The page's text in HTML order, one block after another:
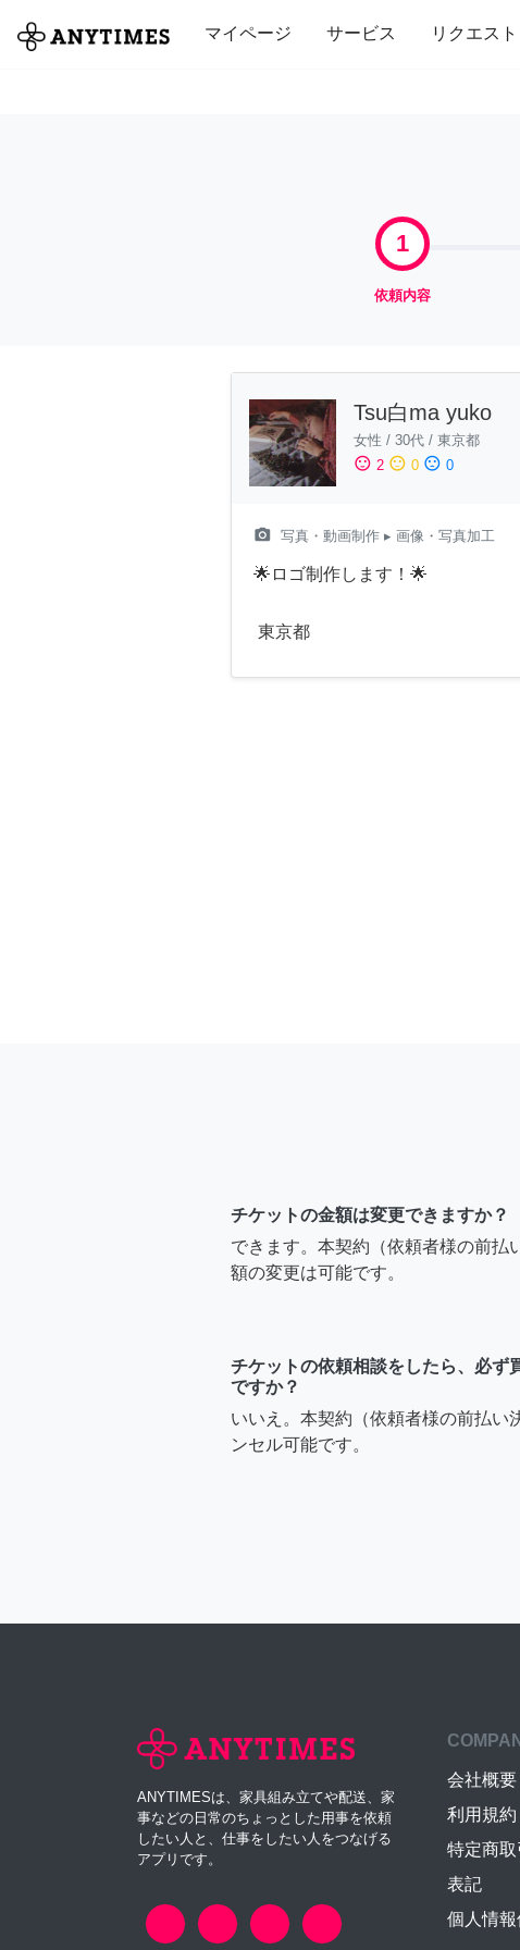
マイページ サービス リクエスト
全て 修理・組立 家事 引っ越し
1
依頼内容
Tsu白ma yuko
女性 / 30代 / 東京都
sentiment_satisfied 2 sentiment_neutral 0 sentiment_dissatisfied 0
camera_alt 写真・動画制作 ▸ 画像・写真加工
🌟ロゴ制作します！🌟
東京都
チケットの金額は変更できますか？
できます。本契約（依頼者様の前払
額の変更は可能です。
チケットの依頼相談をしたら、必ず
ですか？
いいえ。本契約（依頼者様の前払い
ンセル可能です。
ANYTIMESは、家具組み立てや配送、家
事などの日常のちょっとした用事を依頼
したい人と、仕事をしたい人をつなげる
アプリです。
会社概要
利用規約
特定商取
表記
個人情